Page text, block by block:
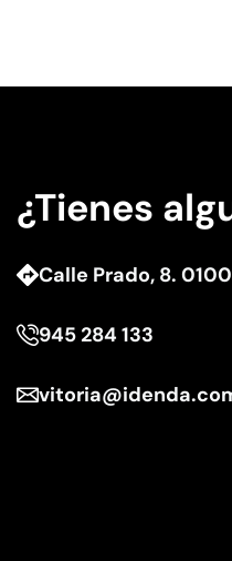
¿Tienes
Calle Prado, 8.
945 284 133